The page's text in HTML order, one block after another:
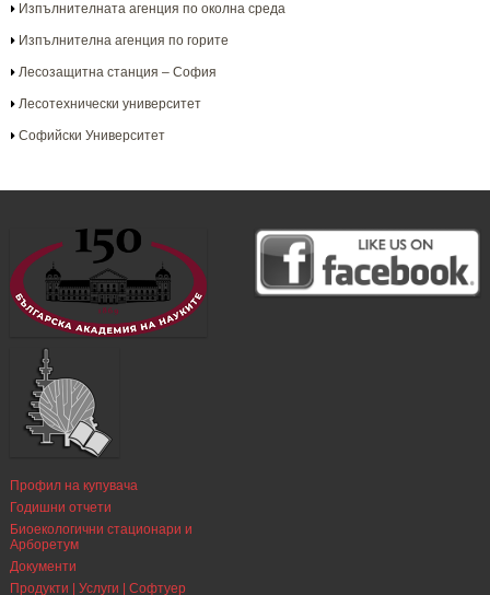
Изпълнителната агенция по околна среда
Изпълнителна агенция по горите
Лесозащитна станция – София
Лесотехнически университет
Софийски Университет
Профил на купувача
Годишни отчети
Биоекологични стационари и
Арборетум
Документи
Продукти | Услуги | Софтуер